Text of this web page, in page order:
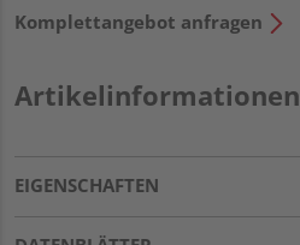
Komplettangebot anfragen
Artikelinformationen
EIGENSCHAFTEN